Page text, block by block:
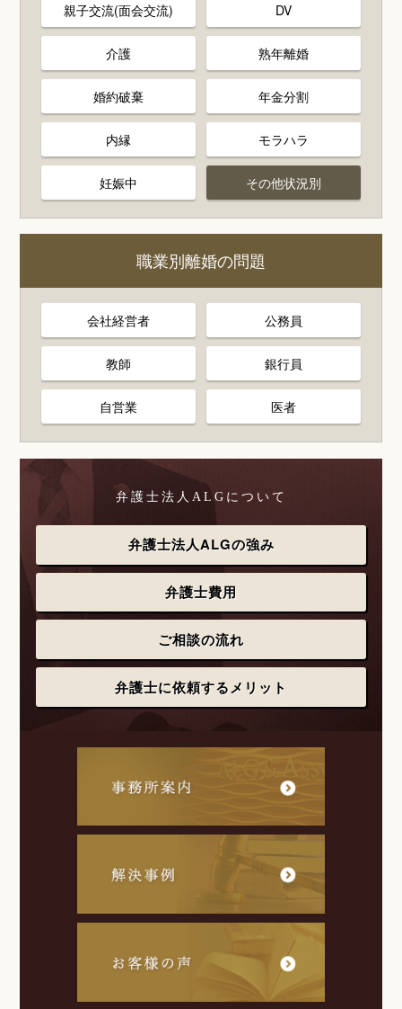
親子交流(面会交流) DV
介護 熟年離婚
婚約破棄 年金分割
内縁 モラハラ
妊娠中 その他状況別
職業別離婚の問題
会社経営者 公務員
教師 銀行員
自営業 医者
弁護士法人ALGについて
弁護士法人ALGの強み
弁護士費用
ご相談の流れ
弁護士に依頼するメリット